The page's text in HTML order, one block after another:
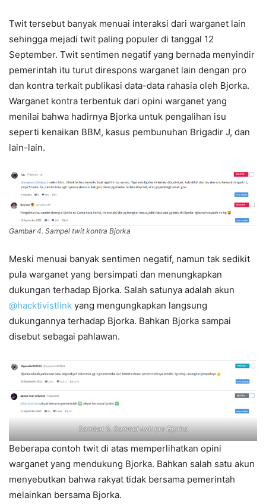
Twit tersebut banyak menuai interaksi dari warganet lain
sehingga mejadi twit paling populer di tanggal 12
September. Twit sentimen negatif yang bernada menyindir
pemerintah itu turut direspons warganet lain dengan pro
dan kontra terkait publikasi data-data rahasia oleh Bjorka.
Warganet kontra terbentuk dari opini warganet yang
menilai bahwa hadirnya Bjorka untuk pengalihan isu
seperti kenaikan BBM, kasus pembunuhan Brigadir J, dan
lain-lain.
Gambar 4. Sampel twit kontra Bjorka
Meski menuai banyak sentimen negatif, namun tak sedikit
pula warganet yang bersimpati dan menungkapkan
dukungan terhadap Bjorka. Salah satunya adalah akun
@hacktivistlink yang mengungkapkan langsung
dukungannya terhadap Bjorka. Bahkan Bjorka sampai
disebut sebagai pahlawan.
Gambar 5. Sampel twit pro Bjorka
Beberapa contoh twit di atas memperlihatkan opini
warganet yang mendukung Bjorka. Bahkan salah satu akun
menyebutkan bahwa rakyat tidak bersama pemerintah
melainkan bersama Bjorka.